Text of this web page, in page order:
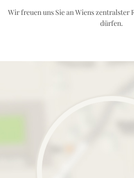
Wir freuen uns Sie an Wiens zentralster
dürfen.